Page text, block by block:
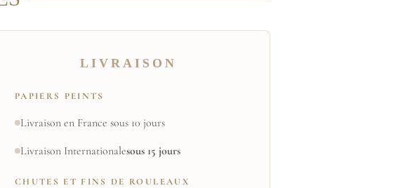
LIVRAISON
PAPIERS PEINTS
Livraison en France sous 10 jours
Livraison Internationalesous 15 jours
CHUTES ET FINS DE ROULEAUX